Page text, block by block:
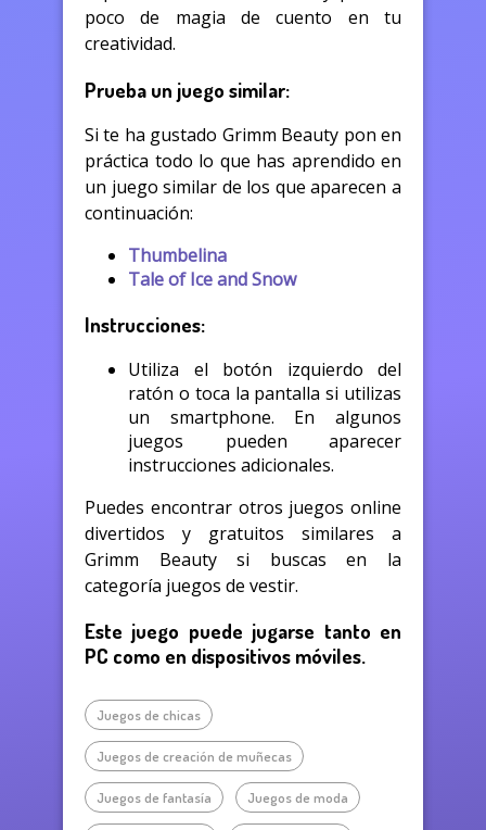
poco de magia de cuento en tu
creatividad.
Prueba un juego similar:
Si te ha gustado Grimm Beauty pon en
práctica todo lo que has aprendido en
un juego similar de los que aparecen a
continuación:
Thumbelina
Tale of Ice and Snow
Instrucciones:
Utiliza el botón izquierdo del
ratón o toca la pantalla si utilizas
un smartphone. En algunos
juegos pueden aparecer
instrucciones adicionales.
Puedes encontrar otros juegos online
divertidos y gratuitos similares a
Grimm Beauty si buscas en la
categoría juegos de vestir.
Este juego puede jugarse tanto en
PC como en dispositivos móviles.
Juegos de chicas
Juegos de creación de muñecas
Juegos de fantasía Juegos de moda